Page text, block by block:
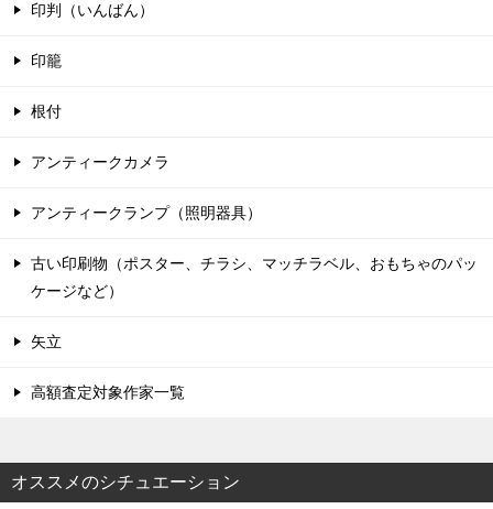
印判（いんばん）
印籠
根付
アンティークカメラ
アンティークランプ（照明器具）
古い印刷物（ポスター、チラシ、マッチラベル、おもちゃのパッ
ケージなど）
矢立
高額査定対象作家一覧
オススメのシチュエーション